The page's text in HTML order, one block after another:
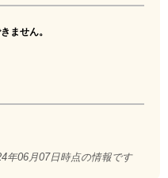
ません。
年06月07日時点の情報です